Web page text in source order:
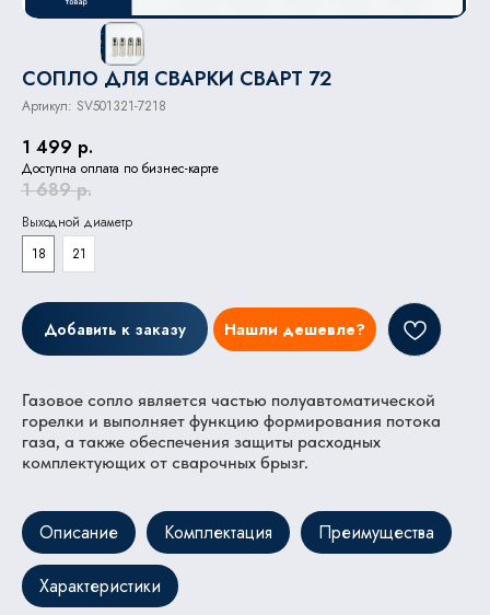
СОПЛО ДЛЯ СВАРКИ СВАРТ 72
Артикул: SV501321-7218
1 499 р.
Доступна оплата по бизнес-карте
1 689 р.
Выходной диаметр
18
21
Добавить к заказу Нашли дешевле?
Газовое сопло является частью полуавтоматической
горелки и выполняет функцию формирования потока
газа, а также обеспечения защиты расходных
комплектующих от сварочных брызг.
Описание Комплектация Преимущества
Характеристики